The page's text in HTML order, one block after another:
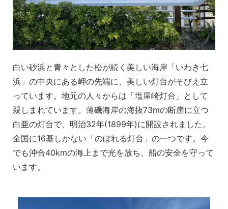
白い砂浜と青々とした松が続く美しい海岸「いわき七
浜」の中央にある岬の先端に、美しい灯台がそびえ立
っています。地元の人々からは「塩屋崎灯台」として
親しまれています。薄磯海岸の海抜73mの断崖に立つ
白亜の灯台で、明治32年(1899年)に開設されました。
全国に16基しかない「のぼれる灯台」の一つです。今
でも沖合40kmの海上まで光を放ち、船の安全を守って
います。